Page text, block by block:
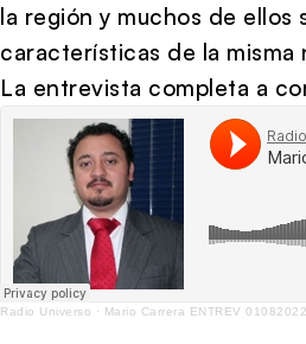
la región y muchos de
características de la
La entrevista completa a
Radio Universo · Mario Carrera ENTREV 01082022